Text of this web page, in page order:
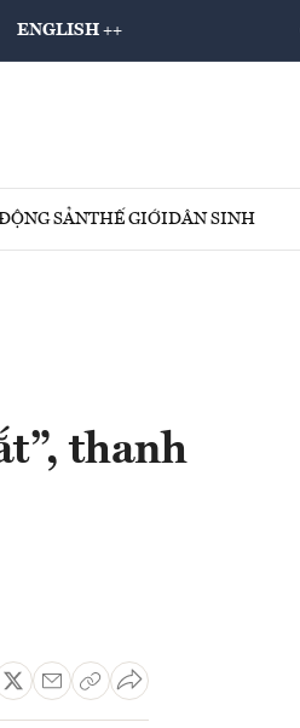
ENGLISH ++
SẢNTHẾ GIỚIDÂN SINH
thanh